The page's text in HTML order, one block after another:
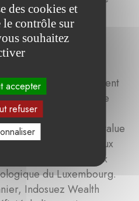
Fondation pour le
pour le Climat
donatrices qui veulent
dans la lutte contre le
préservation de la
d’experts évalue
son alignement aux
et ainsi contribuer aux
du Luxembourg.
Indosuez Wealth
des cookies et
contrôle sur
souhaitez
accepter
refuser